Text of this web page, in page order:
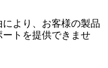
より、お客様の製品
トを提供できませ